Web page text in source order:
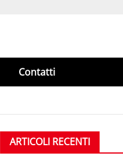
Contatti
ARTICOLI RECENTI